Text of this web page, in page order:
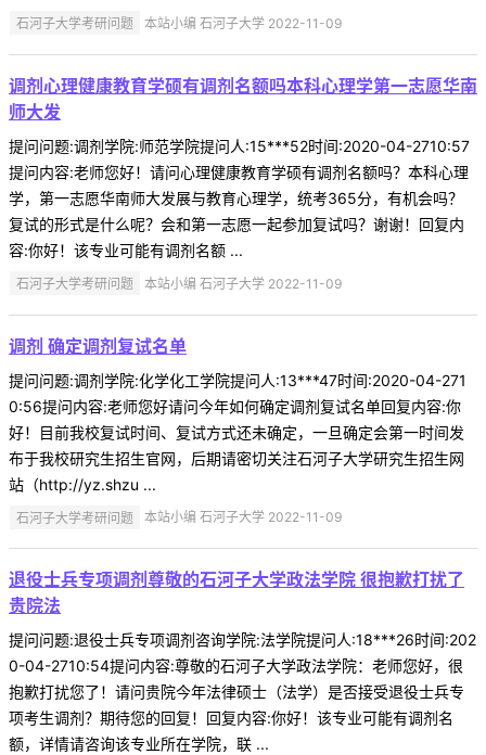
石河子大学考研问题 本站小编 石河子大学 2022-11-09
调剂心理健康教育学硕有调剂名额吗本科心理学第一志愿华南
师大发
提问问题:调剂学院:师范学院提问人:15***52时间:2020-04-2710:57
提问内容:老师您好！请问心理健康教育学硕有调剂名额吗？本科心理
学，第一志愿华南师大发展与教育心理学，统考365分，有机会吗？
复试的形式是什么呢？会和第一志愿一起参加复试吗？谢谢！回复内
容:你好！该专业可能有调剂名额 ...
石河子大学考研问题 本站小编 石河子大学 2022-11-09
调剂 确定调剂复试名单
提问问题:调剂学院:化学化工学院提问人:13***47时间:2020-04-271
0:56提问内容:老师您好请问今年如何确定调剂复试名单回复内容:你
好！目前我校复试时间、复试方式还未确定，一旦确定会第一时间发
布于我校研究生招生官网，后期请密切关注石河子大学研究生招生网
站（http://yz.shzu ...
石河子大学考研问题 本站小编 石河子大学 2022-11-09
退役士兵专项调剂尊敬的石河子大学政法学院 很抱歉打扰了
贵院法
提问问题:退役士兵专项调剂咨询学院:法学院提问人:18***26时间:202
0-04-2710:54提问内容:尊敬的石河子大学政法学院：老师您好，很
抱歉打扰您了！请问贵院今年法律硕士（法学）是否接受退役士兵专
项考生调剂？期待您的回复！回复内容:你好！该专业可能有调剂名
额，详情请咨询该专业所在学院，联 ...